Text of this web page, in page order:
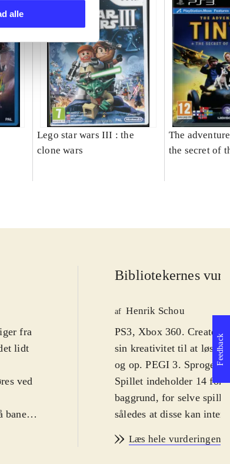
alle
Lego star wars III : the
clone wars
The
the secret of
fra
lidt
ved
banen
lidt
Bibliotekernes
af Henrik Schou
PS3, Xbox 360. Create
sin kreativitet til at løse
og op. PEGI 3. Sproget
Spillet indeholder 14
baggrund, for selve
således at disse kan
involverer at få en
Læs hele vurderingen
Feedback